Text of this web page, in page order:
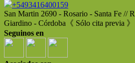
+5493416400159
San Martin 2690 - Rosario - Santa Fe //
Giardino - Córdoba《 Sólo cita previa 》
Seguinos en